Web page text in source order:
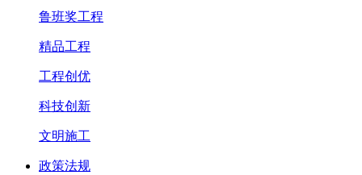
鲁班奖工程
精品工程
工程创优
科技创新
文明施工
政策法规